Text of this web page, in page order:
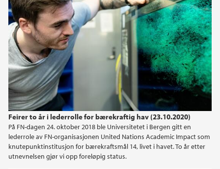
Feirer to år i lederrolle for bærekraftig hav (23.10.2020)
På FN-dagen 24. oktober 2018 ble Universitetet i Bergen gitt en
lederrole av FN-organisasjonen United Nations Academic Impact som
knutepunktinstitusjon for bærekraftsmål 14, livet i havet. To år etter
utnevnelsen gjør vi opp foreløpig status.
2019
2018
2017